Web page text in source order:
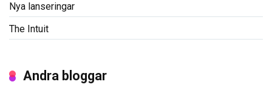
Nya lanseringar
The Intuit
Andra bloggar